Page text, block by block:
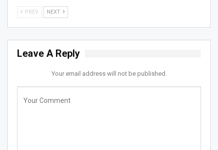
PREV NEXT
Leave A Reply
Your email address will not be published.